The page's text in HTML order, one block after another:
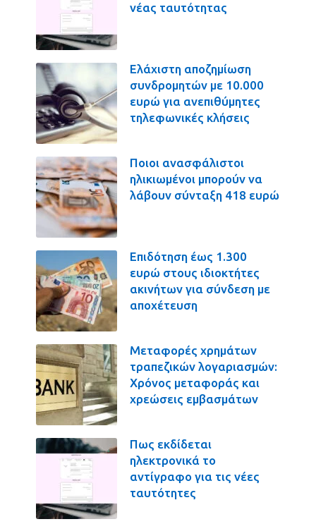
νέας ταυτότητας
Ελάχιστη αποζημίωση
συνδρομητών με 10.000
ευρώ για ανεπιθύμητες
τηλεφωνικές κλήσεις
Ποιοι ανασφάλιστοι
ηλικιωμένοι μπορούν να
λάβουν σύνταξη 418 ευρώ
Επιδότηση έως 1.300
ευρώ στους ιδιοκτήτες
ακινήτων για σύνδεση με
αποχέτευση
Μεταφορές χρημάτων
τραπεζικών λογαριασμών:
Χρόνος μεταφοράς και
χρεώσεις εμβασμάτων
Πως εκδίδεται
ηλεκτρονικά το
αντίγραφο για τις νέες
ταυτότητες